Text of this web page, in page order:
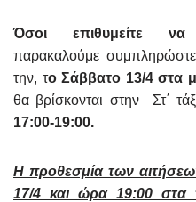
Όσοι επιθυμείτε να
παρακαλούμε
την, το Σάββατο 13/4 στα
θα βρίσκονται στην Στ΄
17:00-19:00.
Η προθεσμία των
17/4 και ώρα 19:00 στα